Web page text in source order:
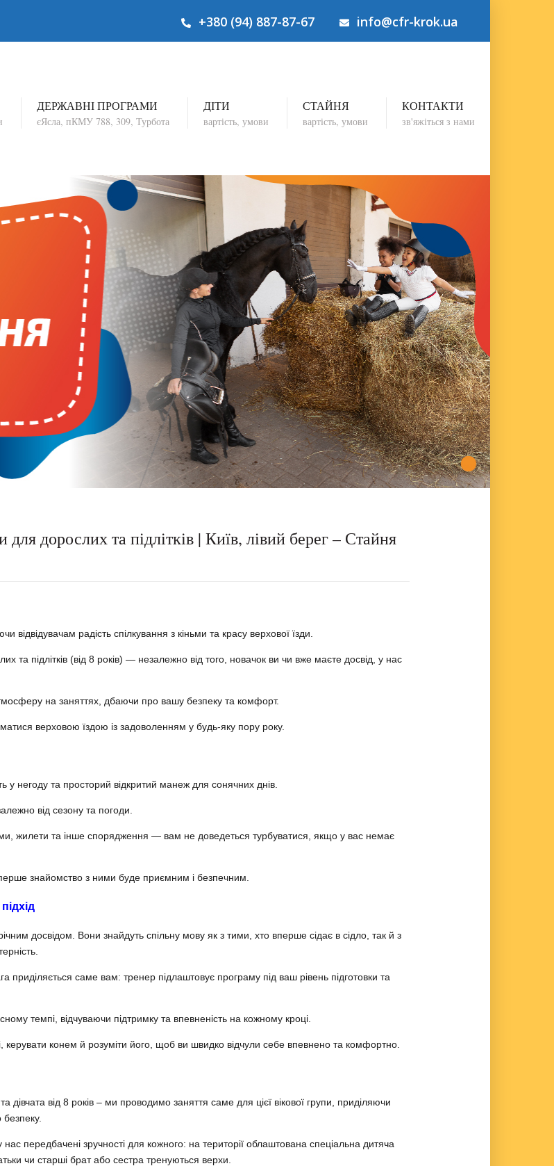
+380 (94) 887-87-67 info@cfr-krok.ua
ДЕРЖАВНІ ПРОГРАМИ
єЯсла, пКМУ 788, 309, Турбота
ДІТИ
вартість, умови
СТАЙНЯ
вартість, умови
КОНТАКТИ
зв'яжіться з нами
для дорослих та підлітків | Київ, лівий берег – Стайня
радість спілкування з кіньми та красу верхової їзди.
та підлітків (від 8 років) — незалежно від того, новачок ви чи вже маєте досвід, у нас
на заняттях, дбаючи про вашу безпеку та комфорт.
верховою їздою із задоволенням у будь-яку пору року.
негоду та просторий відкритий манеж для сонячних днів.
від сезону та погоди.
жилети та інше спорядження — вам не доведеться турбуватися, якщо у вас немає
перше знайомство з ними буде приємним і безпечним.
досвідом. Вони знайдуть спільну мову як з тими, хто вперше сідає в сідло, так й з
приділяється саме вам: тренер підлаштовує програму під ваш рівень підготовки та
темпі, відчуваючи підтримку та впевненість на кожному кроці.
керувати конем й розуміти його, щоб ви швидко відчули себе впевнено та комфортно.
дівчата від 8 років – ми проводимо заняття саме для цієї вікової групи, приділяючи
передбачені зручності для кожного: на території облаштована спеціальна дитяча
чи старші брат або сестра тренуються верхи.